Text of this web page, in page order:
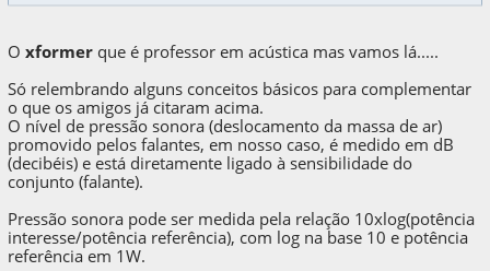
Oxformer que é professor em acústica mas vamos lá.....
Só relembrando alguns conceitos básicos para complementar
o que os amigos já citaram acima.
O nível de pressão sonora (deslocamento da massa de ar)
promovido pelos falantes, em nosso caso, é medido em dB
(decibéis) e está diretamente ligado à sensibilidade do
conjunto (falante).
Pressão sonora pode ser medida pela relação 10xlog(potência
interesse/potência referência), com log na base 10 e potência
referência em 1W.